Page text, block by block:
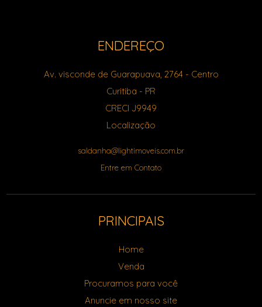
ENDEREÇO
Av. visconde de Guarapuava, 2764- Centro
Curitiba - PR
CRECI J9949
Localização
saldanha@lightimoveis.com.br
Entre em Contato
PRINCIPAIS
Home
Venda
Procuramos para você
Anuncie em nosso site